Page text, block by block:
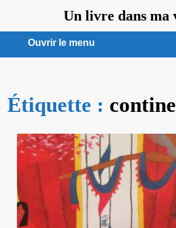
contenu
Un livre dans ma
Ouvrir le menu
menu
Étiquette :